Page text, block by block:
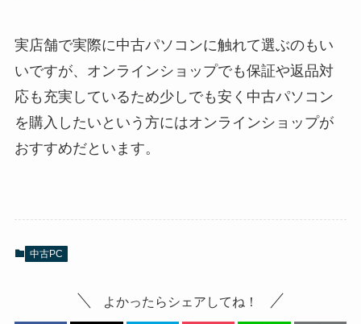
実店舗で実際に中古パソコンに触れて選ぶのもい
いですが、オンラインショップでも保証や返品対
応も充実しているため少しでも安く中古パソコン
を購入したいという方にはオンラインショップが
おすすめだといます。
中古PC
よかったらシェアしてね！